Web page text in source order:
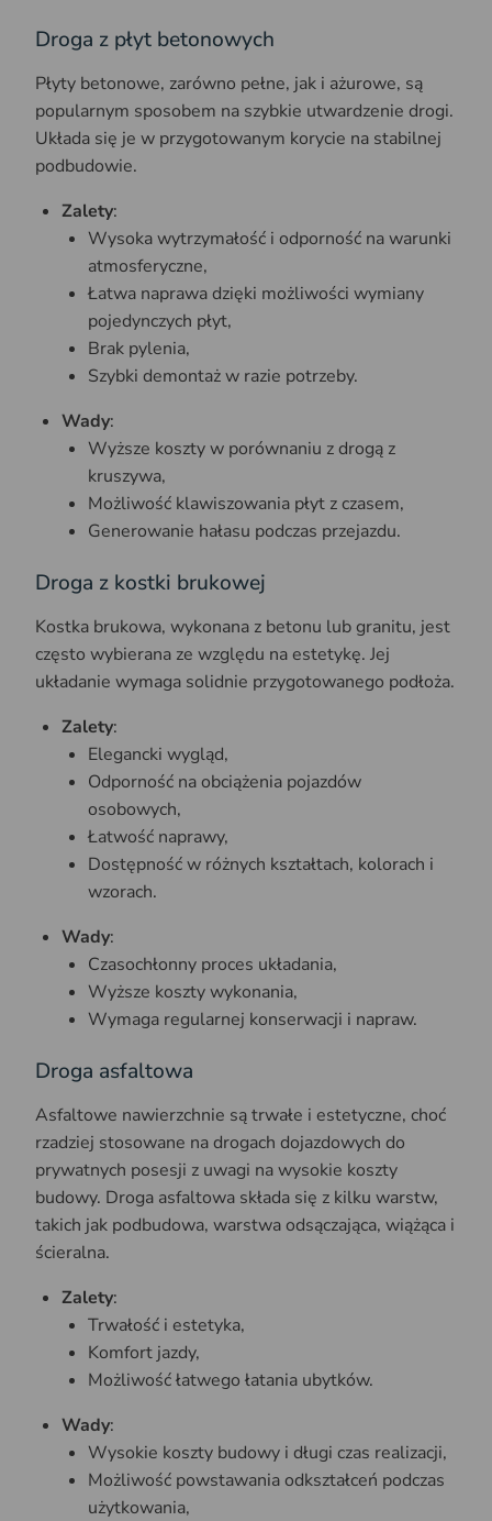
Droga z płyt betonowych
Płyty betonowe, zarówno pełne, jak i ażurowe, są
popularnym sposobem na szybkie utwardzenie drogi.
Układa się je w przygotowanym korycie na stabilnej
podbudowie.
Zalety:
Wysoka wytrzymałość i odporność na warunki
atmosferyczne,
Łatwa naprawa dzięki możliwości wymiany
pojedynczych płyt,
Brak pylenia,
Szybki demontaż w razie potrzeby.
Wady:
Wyższe koszty w porównaniu z drogą z
kruszywa,
Możliwość klawiszowania płyt z czasem,
Generowanie hałasu podczas przejazdu.
Droga z kostki brukowej
Kostka brukowa, wykonana z betonu lub granitu, jest
często wybierana ze względu na estetykę. Jej
układanie wymaga solidnie przygotowanego podłoża.
Zalety:
Elegancki wygląd,
Odporność na obciążenia pojazdów
osobowych,
Łatwość naprawy,
Dostępność w różnych kształtach, kolorach i
wzorach.
Wady:
Czasochłonny proces układania,
Wyższe koszty wykonania,
Wymaga regularnej konserwacji i napraw.
Droga asfaltowa
Asfaltowe nawierzchnie są trwałe i estetyczne, choć
rzadziej stosowane na drogach dojazdowych do
prywatnych posesji z uwagi na wysokie koszty
budowy. Droga asfaltowa składa się z kilku warstw,
takich jak podbudowa, warstwa odsączająca, wiążąca i
ścieralna.
Zalety:
Trwałość i estetyka,
Komfort jazdy,
Możliwość łatwego łatania ubytków.
Wady:
Wysokie koszty budowy i długi czas realizacji,
Możliwość powstawania odkształceń podczas
użytkowania,